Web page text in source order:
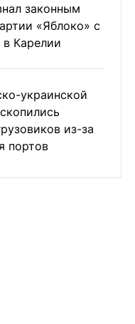
законным
«Яблоко» с
Карелии
украинской
из-за
портов